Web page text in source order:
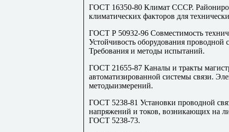
ГОСТ 16350-80 Климат СССР.
климатических факторов для
ГОСТ Р 50932-96 Совместимость
Устойчивость оборудования
Требования и методы испытаний.
ГОСТ 21655-87 Каналы и тракты
автоматизированной системы связи.
методыизмерений.
ГОСТ 5238-81 Установки проводной
напряжений и токов, возникающих на
ГОСТ 5238-73.